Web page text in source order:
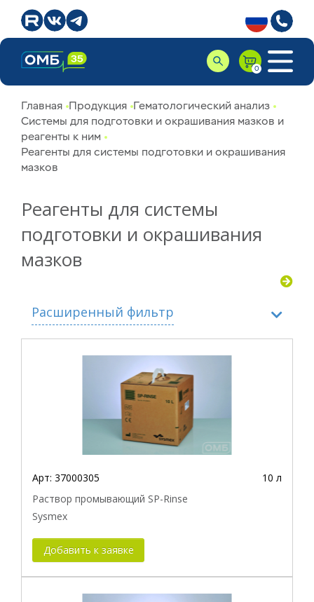
Главная Продукция Гематологический анализ
Системы для подготовки и окрашивания мазков и
реагенты к ним
Реагенты для системы подготовки и окрашивания
мазков
Реагенты для системы
подготовки и окрашивания
мазков
Расширенный фильтр
Производитель
Совместимость с прибором
Арт: 37000305
10 л
Раствор промывающий SP-Rinse
Sysmex
Добавить к заявке